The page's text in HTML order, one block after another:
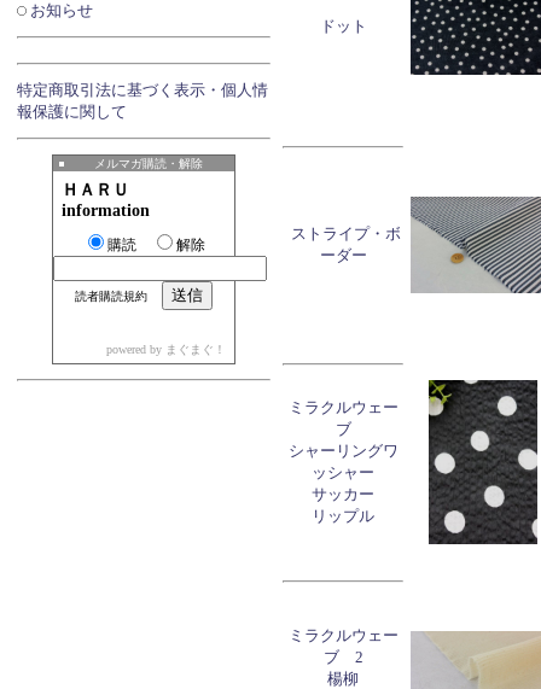
お知らせ
特定商取引法に基づく表示・個人情
報保護に関して
メルマガ購読・解除
ＨＡＲＵ
information
購読 解除
読者購読規約
powered by まぐまぐ！
ドット
ストライプ・ボ
ーダー
ミラクルウェー
ブ
シャーリングワ
ッシャー
サッカー
リップル
ミラクルウェー
ブ 2
楊柳